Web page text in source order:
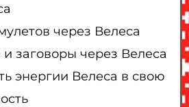
через Велеса
заговоры через Велеса
энергии Велеса в свою